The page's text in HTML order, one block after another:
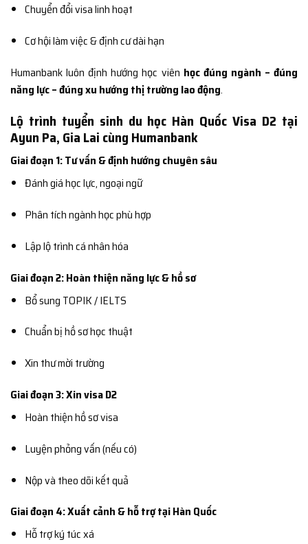
Chuyển đổi visa linh hoạt
Cơ hội làm việc & định cư dài hạn
Humanbank luôn định hướng học viên học đúng ngành – đúng
năng lực – đúng xu hướng thị trường lao động.
Lộ trình tuyển sinh du học Hàn Quốc Visa D2 tại
Ayun Pa, Gia Lai cùng Humanbank
Giai đoạn 1: Tư vấn & định hướng chuyên sâu
Đánh giá học lực, ngoại ngữ
Phân tích ngành học phù hợp
Lập lộ trình cá nhân hóa
Giai đoạn 2: Hoàn thiện năng lực & hồ sơ
Bổ sung TOPIK / IELTS
Chuẩn bị hồ sơ học thuật
Xin thư mời trường
Giai đoạn 3: Xin visa D2
Hoàn thiện hồ sơ visa
Luyện phỏng vấn (nếu có)
Nộp và theo dõi kết quả
Giai đoạn 4: Xuất cảnh & hỗ trợ tại Hàn Quốc
Hỗ trợ ký túc xá